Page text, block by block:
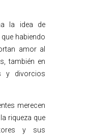
la idea de
habiendo
amor al
también en
y divorcios
merecen
riqueza que
y sus